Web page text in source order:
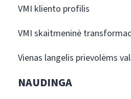
VMI kliento profilis
VMI skaitmeninė
Vienas langelis prievolėms
NAUDINGA